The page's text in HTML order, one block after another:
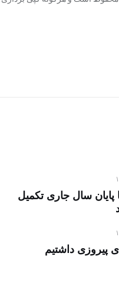
بانده خور تا پایان سال جاری تکمیل
پیروزی داشتیم